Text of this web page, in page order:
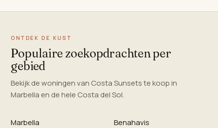
ONTDEK DE KUST
Populaire zoekopdrachten per
gebied
Bekijk de woningen van Costa Sunsets te koop in
Marbella en de hele Costa del Sol.
Marbella
Benahavis